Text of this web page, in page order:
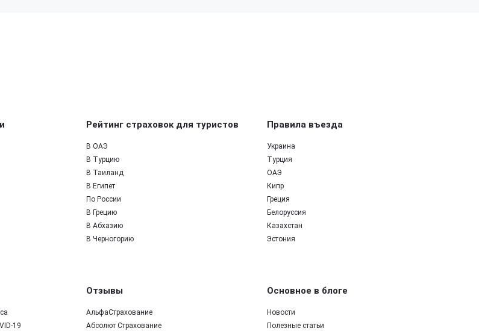
Рейтинг страховок для туристов
В ОАЭ
В Турцию
В Таиланд
В Египет
По России
В Грецию
В Абхазию
В Черногорию
Правила въезда
Украина
Турция
ОАЭ
Кипр
Греция
Белоруссия
Казахстан
Эстония
19
Отзывы
АльфаСтрахование
Абсолют Страхование
Основное в блоге
Новости
Полезные статьи